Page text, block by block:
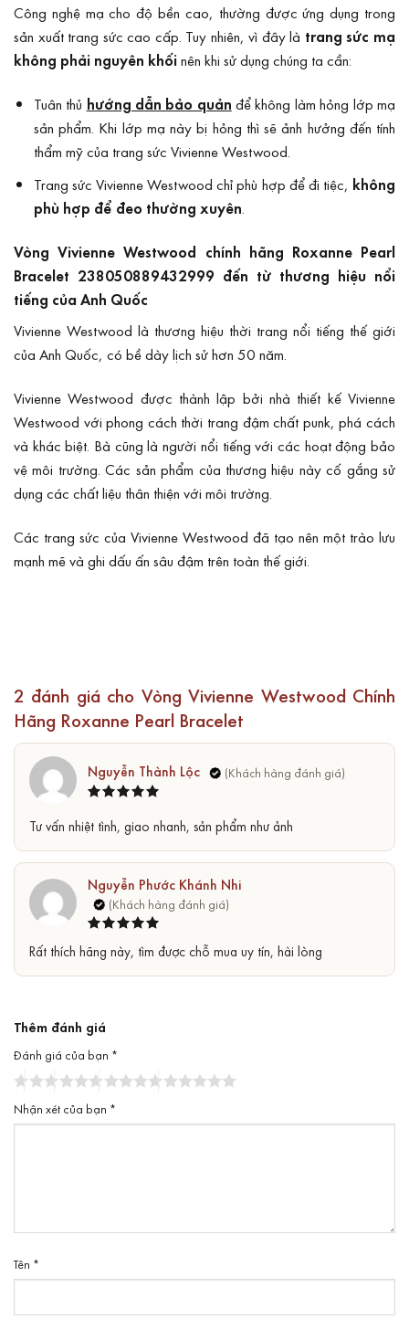
Công nghệ mạ cho độ bền cao, thường được ứng dụng trong
sản xuất trang sức cao cấp. Tuy nhiên, vì đây là trang sức mạ
không phải nguyên khốinên khi sử dụng chúng ta cần:
Tuân thủ hướng dẫn bảo quản để không làm hỏng lớp mạ
sản phẩm. Khi lớp mạ này bị hỏng thì sẽ ảnh hưởng đến tính
thẩm mỹ của trang sức Vivienne Westwood.
Trang sức Vivienne Westwood chỉ phù hợp để đi tiệc, không
phù hợp để đeo thường xuyên.
Vòng Vivienne Westwood chính hãng Roxanne Pearl
Bracelet 238050889432999 đến từ thương hiệu nổi
tiếng của Anh Quốc
Vivienne Westwood là thương hiệu thời trang nổi tiếng thế giới
của Anh Quốc, có bề dày lịch sử hơn 50 năm.
Vivienne Westwood được thành lập bởi nhà thiết kế Vivienne
Westwood với phong cách thời trang đậm chất punk, phá cách
và khác biệt. Bà cũng là người nổi tiếng với các hoạt động bảo
vệ môi trường. Các sản phẩm của thương hiệu này cố gắng sử
dụng các chất liệu thân thiện với môi trường.
Các trang sức của Vivienne Westwood đã tạo nên một trào lưu
mạnh mẽ và ghi dấu ấn sâu đậm trên toàn thế giới.
2 đánh giá cho Vòng Vivienne Westwood Chính
Hãng Roxanne Pearl Bracelet
hạng55
Nguyễn Thành Lộc
Tư vấn nhiệt tình, giao nhanh, sản phẩm như ảnh
hạng5 5
Nguyễn Phước Khánh Nhi
Rất thích hãng này, tìm được chỗ mua uy tín, hài lòng
Thêm đánh giá
Đánh giá của bạn *
Nhận xét của bạn *
Tên *